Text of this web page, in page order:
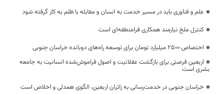
علم و فناوری باید در مسیر خدمت به انسان و مقابله با ظلم به کار گرفته شود
کنترل ملخ نیازمند همکاری فرامنطقه‌ای است
اختصاص 2500 میلیارد تومان برای توسعه راه‌های دوبانده خراسان جنوبی
اربعین فرصتی برای بازگشت عقلانیت و اصول فراموش‌شده انسانیت به جامعه
بشری است
خراسان جنوبی در خدمت‌رسانی به زائران اربعین، الگوی همدلی و اخلاص است